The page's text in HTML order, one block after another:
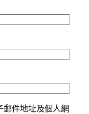
郵件地址及個人網